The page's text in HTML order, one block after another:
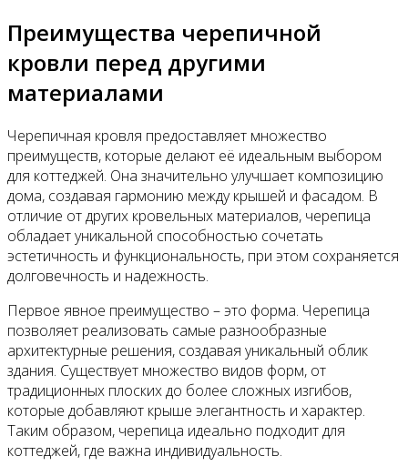
Преимущества черепичной
кровли перед другими
материалами
Черепичная кровля предоставляет множество
преимуществ, которые делают её идеальным выбором
для коттеджей. Она значительно улучшает композицию
дома, создавая гармонию между крышей и фасадом. В
отличие от других кровельных материалов, черепица
обладает уникальной способностью сочетать
эстетичность и функциональность, при этом сохраняется
долговечность и надежность.
Первое явное преимущество – это форма. Черепица
позволяет реализовать самые разнообразные
архитектурные решения, создавая уникальный облик
здания. Существует множество видов форм, от
традиционных плоских до более сложных изгибов,
которые добавляют крыше элегантность и характер.
Таким образом, черепица идеально подходит для
коттеджей, где важна индивидуальность.